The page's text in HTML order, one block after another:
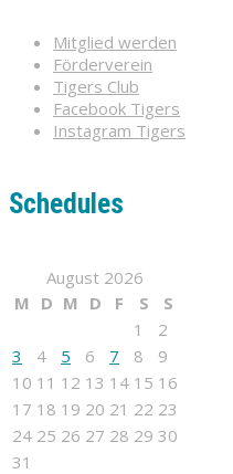
Mitglied werden
Förderverein
Tigers Club
Facebook Tigers
Instagram Tigers
Schedules
August 2026
M D M D F S
S
1
2
3
4 5 6 7 8
9
10 11 12 13 14 15 16
17 18 19 20 21 22 23
24 25 26 27 28 29 30
31